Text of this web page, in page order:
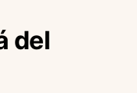
del